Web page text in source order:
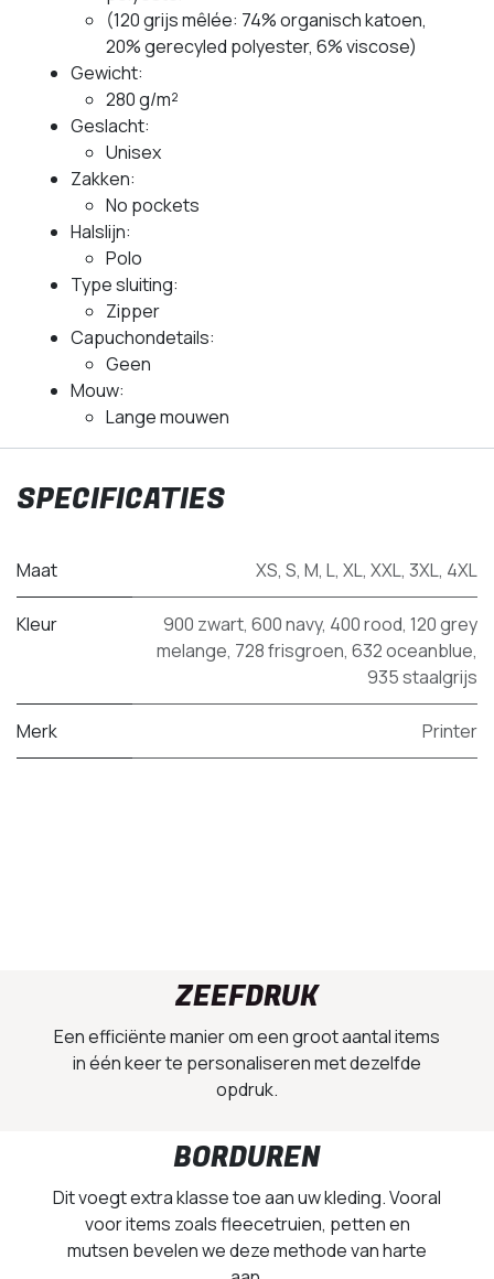
(120 grijs mêlée: 74% organisch katoen,
20% gerecyled polyester, 6% viscose)
Gewicht:
280 g/m²
Geslacht:
Unisex
Zakken:
No pockets
Halslijn:
Polo
Type sluiting:
Zipper
Capuchondetails:
Geen
Mouw:
Lange mouwen
SPECIFICATIES
Maat XS, S, M, L, XL, XXL, 3XL, 4XL
Kleur 900 zwart, 600 navy, 400 rood, 120 grey
melange, 728 frisgroen, 632 oceanblue,
935 staalgrijs
Merk Printer
ZEEFDRUK
Een efficiënte manier om een groot aantal items
in één keer te personaliseren met dezelfde
opdruk.
BORDUREN
Dit voegt extra klasse toe aan uw kleding. Vooral
voor items zoals fleecetruien, petten en
mutsen bevelen we deze methode van harte